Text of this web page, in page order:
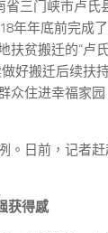
省三门峡市卢
年年底前完成
扶贫搬迁的“卢
好搬迁后续扶
众住进幸福家
。日前，记者
获得感